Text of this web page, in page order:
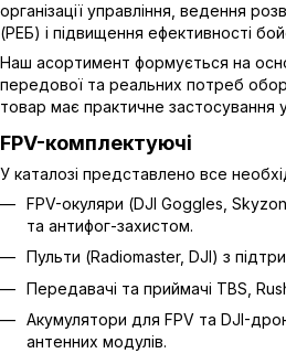
організації управління, ведення
(РЕБ) і підвищення ефективності
Наш асортимент формується на
передової та реальних потреб
товар має практичне застосування у
FPV-комплектуючі
У каталозі представлено все
FPV-окуляри (DJI Goggles,
та антифог-захистом.
Пульти (Radiomaster, DJI) з
Передавачі та приймачі TBS,
Акумулятори для FPV та DJI-
антенних модулів.